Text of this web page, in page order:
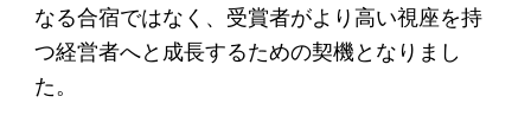
研究会のねらい
研究会一覧
なる合宿ではなく、受賞者がより高い視座を持
つ経営者へと成長するための契機となりまし
た。